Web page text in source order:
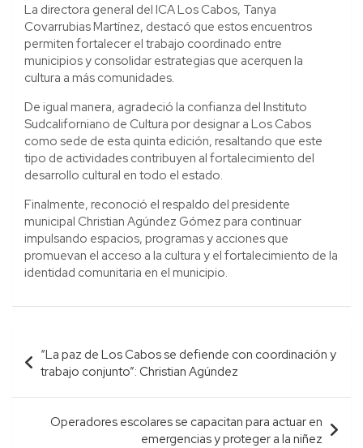
La directora general del ICA Los Cabos, Tanya
Covarrubias Martínez, destacó que estos encuentros
permiten fortalecer el trabajo coordinado entre
municipios y consolidar estrategias que acerquen la
cultura a más comunidades.
De igual manera, agradeció la confianza del Instituto
Sudcaliforniano de Cultura por designar a Los Cabos
como sede de esta quinta edición, resaltando que este
tipo de actividades contribuyen al fortalecimiento del
desarrollo cultural en todo el estado.
Finalmente, reconoció el respaldo del presidente
municipal Christian Agúndez Gómez para continuar
impulsando espacios, programas y acciones que
promuevan el acceso a la cultura y el fortalecimiento de la
identidad comunitaria en el municipio.
Navegación
de
entradas
“La paz de Los Cabos se defiende con coordinación y
trabajo conjunto”: Christian Agúndez
Operadores escolares se capacitan para actuar en
emergencias y proteger a la niñez